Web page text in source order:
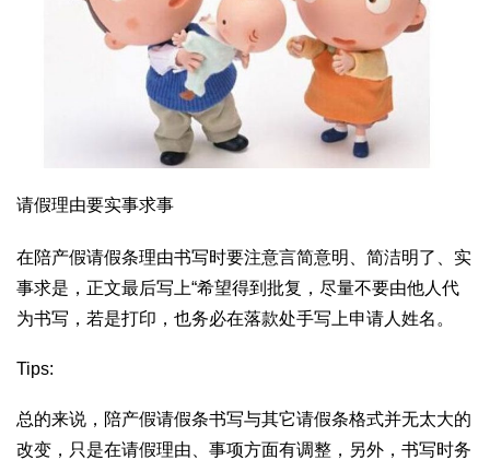
请假理由要实事求事
在陪产假请假条理由书写时要注意言简意明、简洁明了、实
事求是，正文最后写上“希望得到批复，尽量不要由他人代
为书写，若是打印，也务必在落款处手写上申请人姓名。
Tips:
总的来说，陪产假请假条书写与其它请假条格式并无太大的
改变，只是在请假理由、事项方面有调整，另外，书写时务